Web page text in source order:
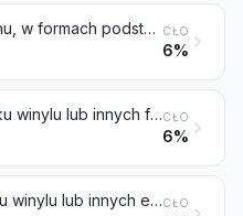
Polimery styrenu, w formach podstawowych CŁO
6%
Polimery chlorku winylu lub innych fluorowcowanych alkenów, w formach podstawowychCŁO
6%
Polimery octanu winylu lub innych estrów winylowych, w formach podstawowych; inne polimery winylowe w formach podstawowychCŁO